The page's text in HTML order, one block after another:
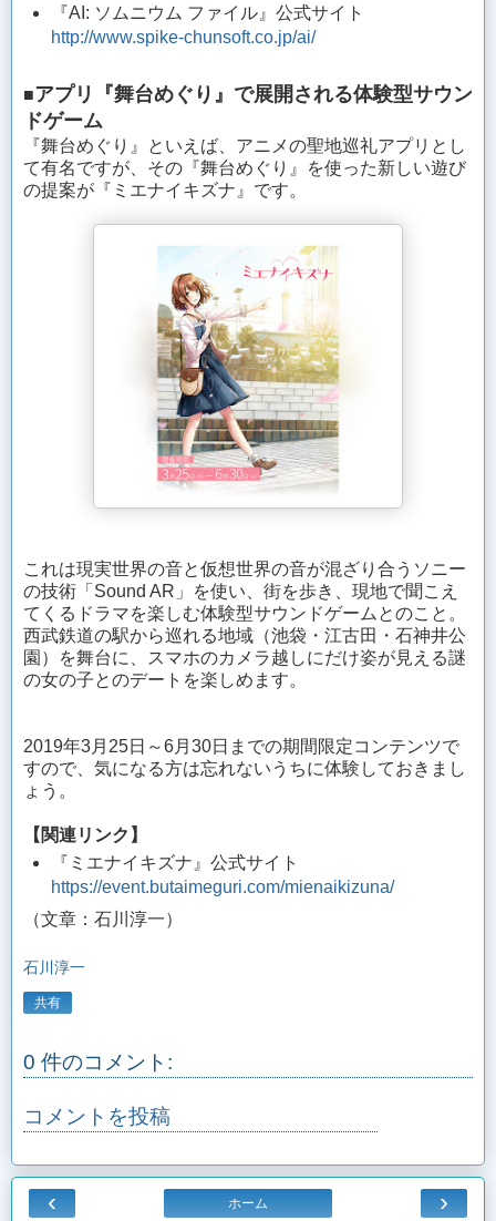
『AI: ソムニウム ファイル』公式サイト
http://www.spike-chunsoft.co.jp/ai/
■アプリ『舞台めぐり』で展開される体験型サウン
ドゲーム
『舞台めぐり』といえば、アニメの聖地巡礼アプリとし
て有名ですが、その『舞台めぐり』を使った新しい遊び
の提案が『ミエナイキズナ』です。
これは現実世界の音と仮想世界の音が混ざり合うソニー
の技術「Sound AR」を使い、街を歩き、現地で聞こえ
てくるドラマを楽しむ体験型サウンドゲームとのこと。
西武鉄道の駅から巡れる地域（池袋・江古田・石神井公
園）を舞台に、スマホのカメラ越しにだけ姿が見える謎
の女の子とのデートを楽しめます。
2019年3月25日～6月30日までの期間限定コンテンツで
すので、気になる方は忘れないうちに体験しておきまし
ょう。
【関連リンク】
『ミエナイキズナ』公式サイト
https://event.butaimeguri.com/mienaikizuna/
（文章：石川淳一）
石川淳一
共有
0 件のコメント:
コメントを投稿
‹ ›
ホーム